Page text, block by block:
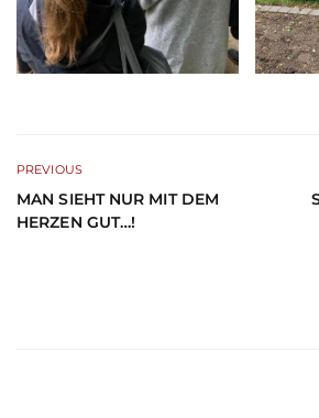
PREVIOUS
MAN SIEHT NUR MIT DEM
HERZEN GUT…!